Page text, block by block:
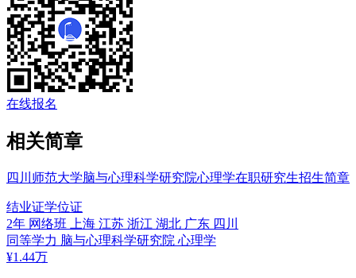
在线报名
相关简章
四川师范大学脑与心理科学研究院心理学在职研究生招生简章
结业证学位证
2年 网络班
上海 江苏 浙江 湖北 广东 四川
同等学力 脑与心理科学研究院 心理学
¥1.44万